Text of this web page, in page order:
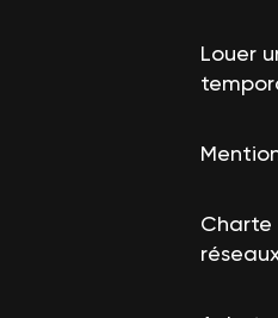
Louer
Charte